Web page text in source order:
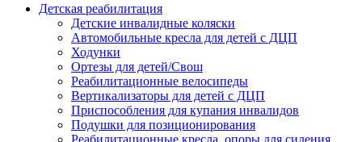
Детская реабилитация
Детские инвалидные коляски
Автомобильные кресла для детей с ДЦП
Ходунки
Ортезы для детей/Свош
Реабилитационные велосипеды
Вертикализаторы для детей с ДЦП
Приспособления для купания инвалидов
Подушки для позиционирования
Реабилитационные кресла, опоры для сидения,